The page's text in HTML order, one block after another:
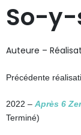
So-y-
Auteure –
Précédente
2022 – Après 6 Zer
Terminé)